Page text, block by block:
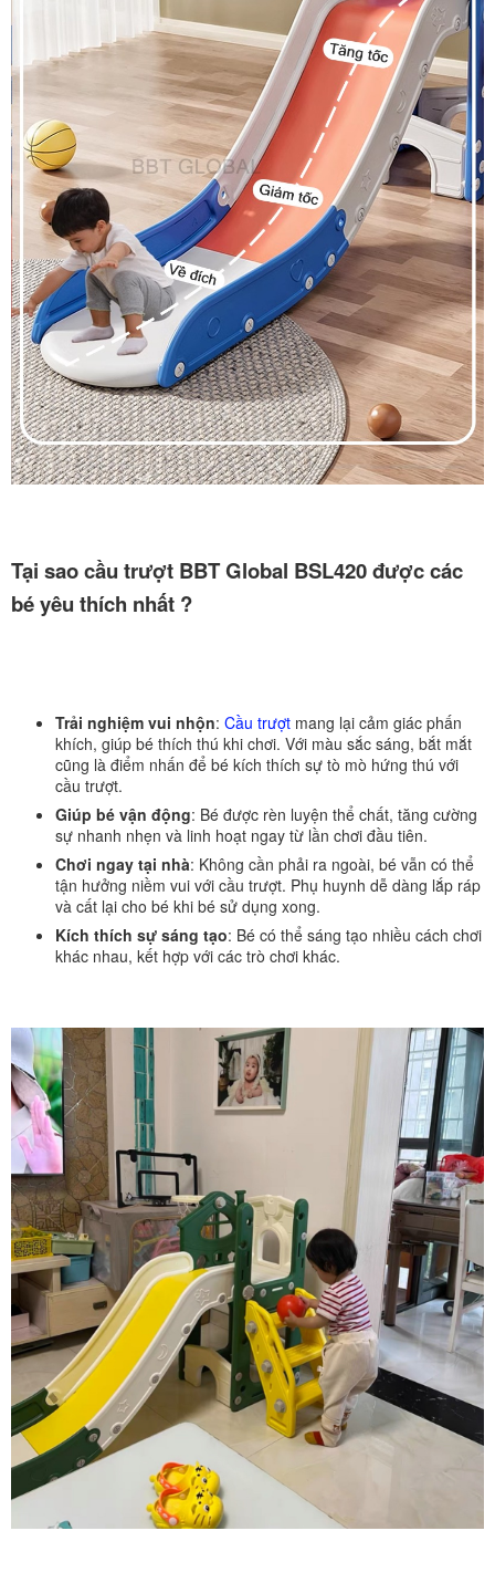
Tại sao cầu trượt BBT Global BSL420 được các
bé yêu thích nhất ?
Trải nghiệm vui nhộn: Cầu trượt mang lại cảm giác phấn
khích, giúp bé thích thú khi chơi. Với màu sắc sáng, bắt mắt
cũng là điểm nhấn để bé kích thích sự tò mò hứng thú với
cầu trượt.
Giúp bé vận động: Bé được rèn luyện thể chất, tăng cường
sự nhanh nhẹn và linh hoạt ngay từ lần chơi đầu tiên.
Chơi ngay tại nhà: Không cần phải ra ngoài, bé vẫn có thể
tận hưởng niềm vui với cầu trượt. Phụ huynh dễ dàng lắp ráp
và cất lại cho bé khi bé sử dụng xong.
Kích thích sự sáng tạo: Bé có thể sáng tạo nhiều cách chơi
khác nhau, kết hợp với các trò chơi khác.